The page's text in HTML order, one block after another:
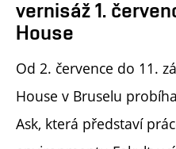
vernisáž 1.
House
Od 2. července do 11.
House v Bruselu
Ask, která představí